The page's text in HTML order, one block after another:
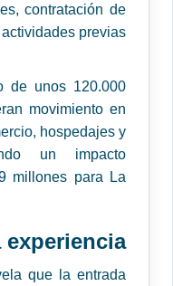
contratación de
previas
de unos 120.000
movimiento en
hospedajes y
un impacto
millones para La
experiencia
que la entrada